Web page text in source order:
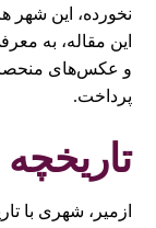
نخورده، این شهر
این مقاله، به
و عکس‌های منحصر
پرداخت.
تاریخچه
ازمیر، شهری با